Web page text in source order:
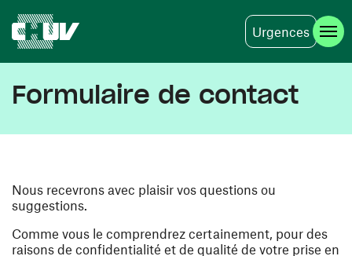
Urgences
Formulaire de contact
Nous recevrons avec plaisir vos questions ou
suggestions.
Comme vous le comprendrez certainement, pour des
raisons de confidentialité et de qualité de votre prise en